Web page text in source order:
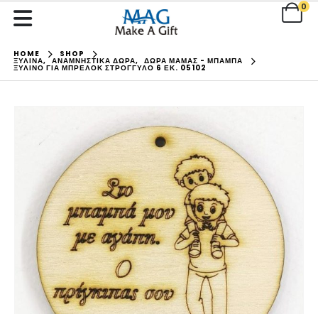
0
HOME SHOP
ΞΥΛΙΝΑ, ΑΝΑΜΝΗΣΤΙΚΑ ΔΩΡΑ, ΔΩΡΑ ΜΑΜΑΣ - ΜΠΑΜΠΑ
ΞΎΛΙΝΟ ΓΙΑ ΜΠΡΕΛΌΚ ΣΤΡΌΓΓΥΛΟ 6 ΕΚ. 05102